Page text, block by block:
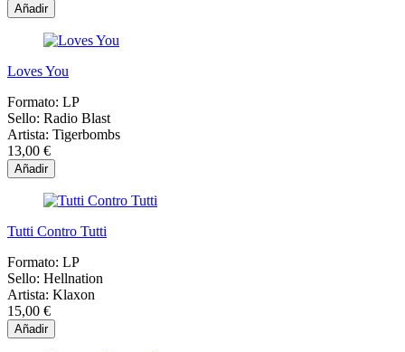
Añadir
Loves You
Formato: LP
Sello: Radio Blast
Artista: Tigerbombs
13,00 €
Añadir
Tutti Contro Tutti
Formato: LP
Sello: Hellnation
Artista: Klaxon
15,00 €
Añadir